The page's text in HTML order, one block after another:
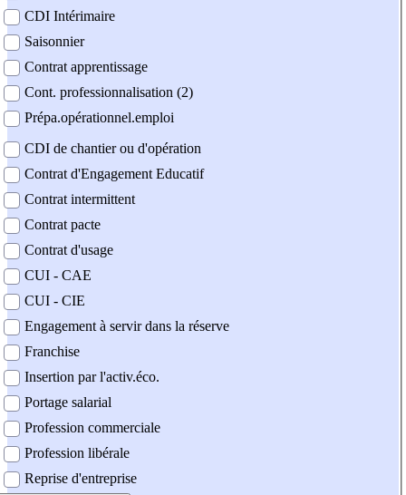
CDI Intérimaire
Saisonnier
Contrat apprentissage
Cont. professionnalisation (2)
Prépa.opérationnel.emploi
CDI de chantier ou d'opération
Contrat d'Engagement Educatif
Contrat intermittent
Contrat pacte
Contrat d'usage
CUI - CAE
CUI - CIE
Engagement à servir dans la réserve
Franchise
Insertion par l'activ.éco.
Portage salarial
Profession commerciale
Profession libérale
Reprise d'entreprise